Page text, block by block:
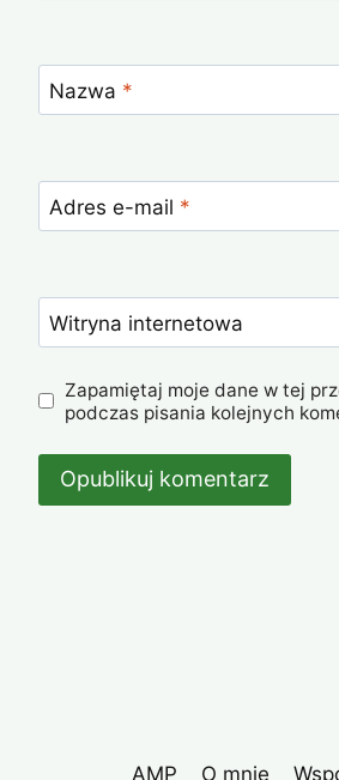
Nazwa *
Adres e-mail *
Witryna internetowa
Zapamiętaj moje dane w tej
podczas pisania kolejnych
AMP O mnie